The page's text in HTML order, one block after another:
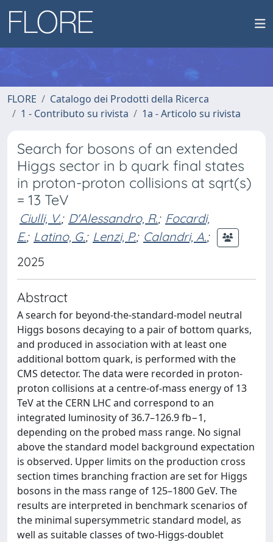
FLORE
Catalogo dei Prodotti della Ricerca
1 - Contributo su rivista
1a - Articolo su rivista
Search for bosons of an extended
Higgs sector in b quark final states
in proton-proton collisions at sqrt(s)
= 13 TeV
Ciulli, V.; D'Alessandro, R.; Focardi,
E.; Latino, G.; Lenzi, P.; Calandri, A.;
2025
Abstract
A search for beyond-the-standard-model neutral
Higgs bosons decaying to a pair of bottom quarks,
and produced in association with at least one
additional bottom quark, is performed with the
CMS detector. The data were recorded in proton-
proton collisions at a centre-of-mass energy of 13
TeV at the CERN LHC and correspond to an
integrated luminosity of 36.7–126.9 fb−1,
depending on the probed mass range. No signal
above the standard model background expectation
is observed. Upper limits on the production cross
section times branching fraction are set for Higgs
bosons in the mass range of 125–1800 GeV. The
results are interpreted in benchmark scenarios of
the minimal supersymmetric standard model, as
well as suitable classes of two-Higgs-doublet